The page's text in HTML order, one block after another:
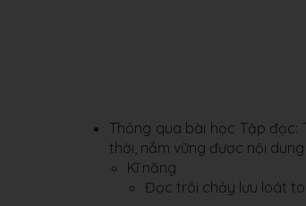
Thông qua bài học Tập đọc:
thời, nắm vững được nội
Kĩ năng
Đọc trôi chảy lưu loát